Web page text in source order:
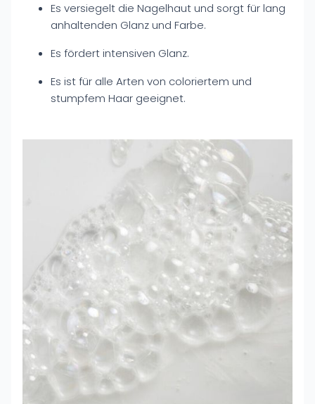
Es versiegelt die Nagelhaut und sorgt für lang
anhaltenden Glanz und Farbe.
Es fördert intensiven Glanz.
Es ist für alle Arten von coloriertem und
stumpfem Haar geeignet.